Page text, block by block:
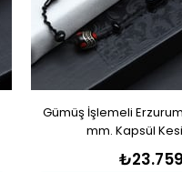
Gümüş İşlemeli
mm. Kapsül